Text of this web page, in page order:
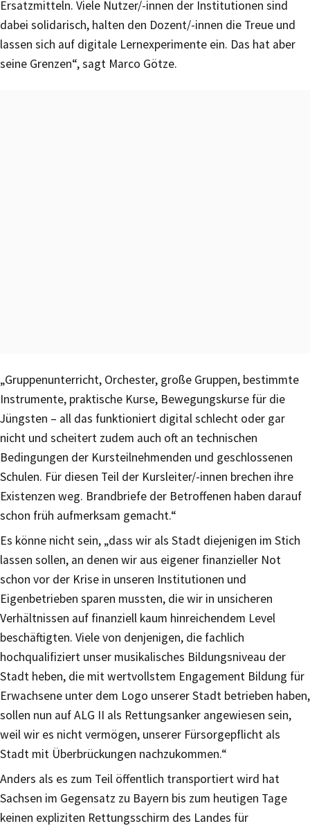
Ersatzmitteln. Viele Nutzer/-innen der Institutionen sind
dabei solidarisch, halten den Dozent/-innen die Treue und
lassen sich auf digitale Lernexperimente ein. Das hat aber
seine Grenzen“, sagt Marco Götze.
„Gruppenunterricht, Orchester, große Gruppen, bestimmte
Instrumente, praktische Kurse, Bewegungskurse für die
Jüngsten – all das funktioniert digital schlecht oder gar
nicht und scheitert zudem auch oft an technischen
Bedingungen der Kursteilnehmenden und geschlossenen
Schulen. Für diesen Teil der Kursleiter/-innen brechen ihre
Existenzen weg. Brandbriefe der Betroffenen haben darauf
schon früh aufmerksam gemacht.“
Es könne nicht sein, „dass wir als Stadt diejenigen im Stich
lassen sollen, an denen wir aus eigener finanzieller Not
schon vor der Krise in unseren Institutionen und
Eigenbetrieben sparen mussten, die wir in unsicheren
Verhältnissen auf finanziell kaum hinreichendem Level
beschäftigten. Viele von denjenigen, die fachlich
hochqualifiziert unser musikalisches Bildungsniveau der
Stadt heben, die mit wertvollstem Engagement Bildung für
Erwachsene unter dem Logo unserer Stadt betrieben haben,
sollen nun auf ALG II als Rettungsanker angewiesen sein,
weil wir es nicht vermögen, unserer Fürsorgepflicht als
Stadt mit Überbrückungen nachzukommen.“
Anders als es zum Teil öffentlich transportiert wird hat
Sachsen im Gegensatz zu Bayern bis zum heutigen Tage
keinen expliziten Rettungsschirm des Landes für